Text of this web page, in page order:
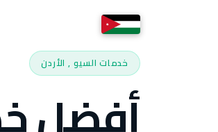
خدمات السيو , الأردن